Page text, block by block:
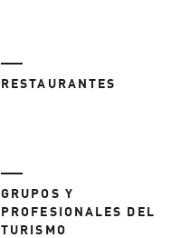
RESTAURANTES
GRUPOS Y
PROFESIONALES DEL
TURISMO